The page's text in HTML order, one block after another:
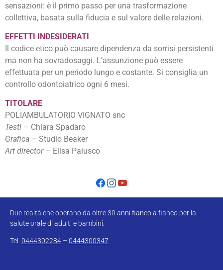
sensazioni: è il primo passo per una trasformazione
collettiva, basata sulla fiducia e sul valore delle relazioni.
EFFETTI INDESIDERATI
Il codice etico può causare dipendenza da sorrisi persistenti
ma non ha sovradosaggi. L’assunzione può essere
effettuata per un periodo lungo e costante. Si consiglia un
controllo odontoiatrico ogni 6 mesi.
TITOLARE
POLIAMBULATORIO VIGNATO snc
Testi – Chiara Spadaro
Grafica – Studio Beaker
Art director– Elisa Paiusco
Due realtà che operano da oltre 30 anni fianco a fianco per la
salute orale di adulti e bambini.
Tel. 0444302284 – 0444300347